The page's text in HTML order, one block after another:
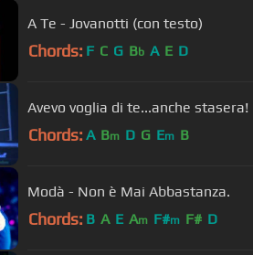
A Te - Jovanotti (con testo)
Chords: F C G Bb A E D
Avevo voglia di te...anche stasera!
Chords: A Bm D G Em B
Modà - Non è Mai Abbastanza.
Chords: B A E Am F#m F# D